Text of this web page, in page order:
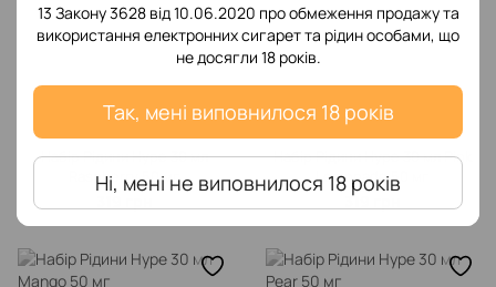
13 Закону 3628 від 10.06.2020 про обмеження продажу та
використання електронних сигарет та рідин особами, що
не досягли 18 років.
Так, мені виповнилося 18 років
Ні, мені не виповнилося 18 років
Набір Рідини Hype 30 мл
Raspberry 50 мг
Набір Рідини Hype 30 мл Pink
Lemonade 50 мг
319 грн